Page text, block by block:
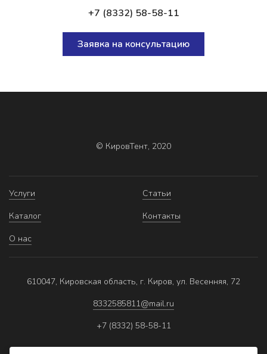
+7 (8332) 58-58-11
Заявка на консультацию
© КировТент, 2020
Услуги
Каталог
О нас
Статьи
Контакты
610047, Кировская область, г. Киров, ул. Весенняя, 72
8332585811@mail.ru
+7 (8332) 58-58-11